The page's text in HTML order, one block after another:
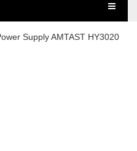
Supply AMTAST HY3020